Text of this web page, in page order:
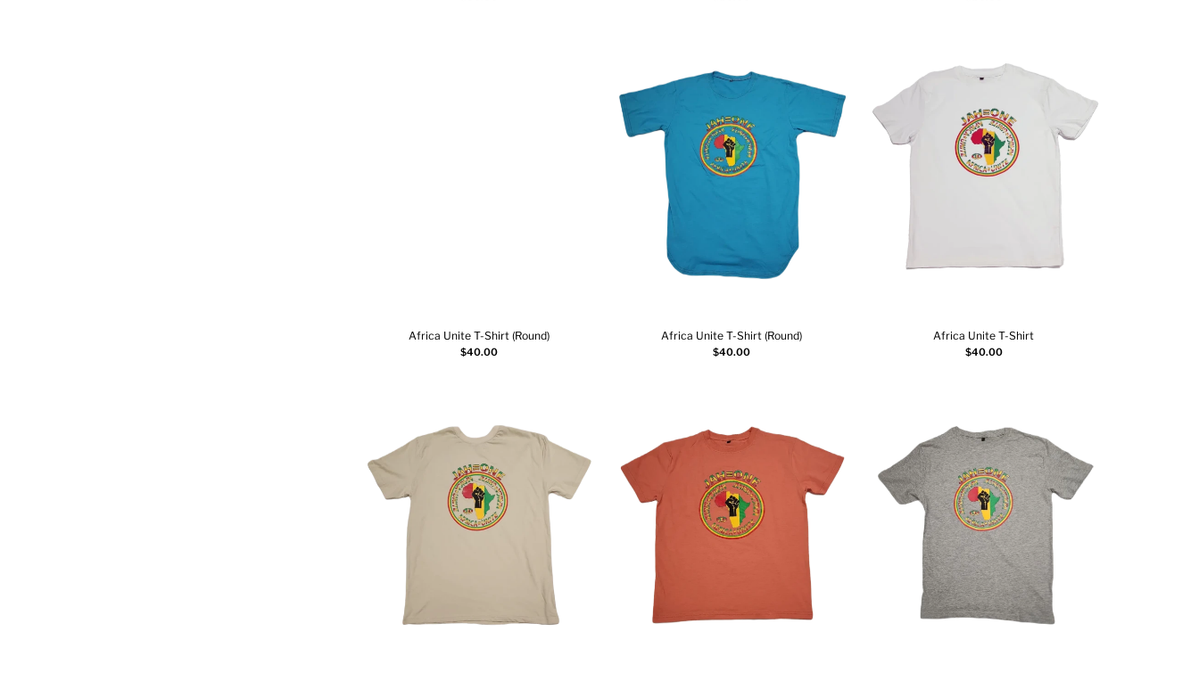
Ajouter au panier
Africa Unite T-Shirt (Round)
$40.00 Ajouter au panier
Africa Unite T-Shirt (Round)
$40.00 Ajouter au panier
Africa Unite T-Shirt
$40.00